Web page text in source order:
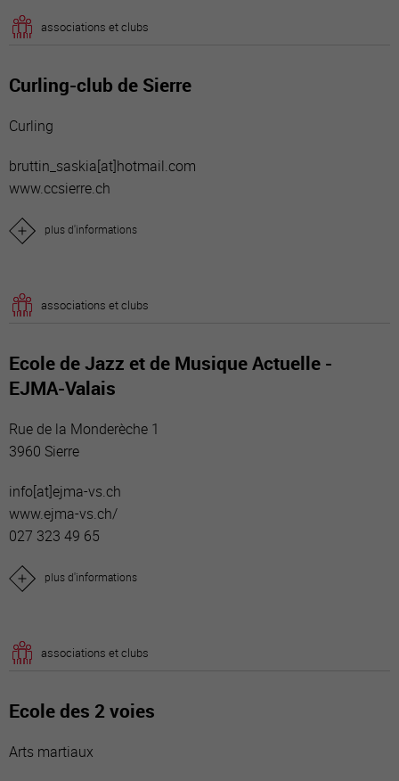
associations et clubs
Curling-club de Sierre
Curling
bruttin_saskia[at]hotmail.com
www.ccsierre.ch
plus d'informations
associations et clubs
Ecole de Jazz et de Musique Actuelle -
EJMA-Valais
Rue de la Monderèche 1
3960 Sierre
info[at]ejma-vs.ch
www.ejma-vs.ch/
027 323 49 65
plus d'informations
associations et clubs
Ecole des 2 voies
Arts martiaux